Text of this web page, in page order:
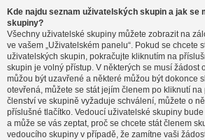
Kde najdu seznam uživatelských skupin a jak se
skupiny?
Všechny uživatelské skupiny můžete zobrazit na
ve vašem „Uživatelském panelu“. Pokud se chcete
uživatelských skupin, pokračujte kliknutím na
skupin je volný přístup. V některých se musí žádost
můžou být uzavřené a některé můžou být dokonce
otevřená, můžete se stát jejím členem po kliknutí na
členství ve skupině vyžaduje schválení, můžete o
příslušné tlačítko. Vedoucí uživatelské skupiny
a může se vás zeptat, proč se chcete stát členem
vedoucího skupiny v případě, že zamítne vaši